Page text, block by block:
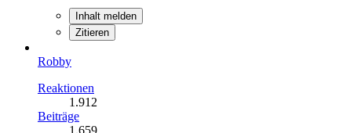
Inhalt melden
Zitieren
Robby
Reaktionen
1.912
Beiträge
1.659